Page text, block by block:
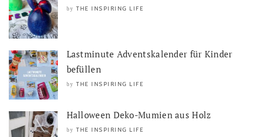
by THE INSPIRING LIFE
Lastminute Adventskalender für Kinder
befüllen
by THE INSPIRING LIFE
Halloween Deko-Mumien aus Holz
by THE INSPIRING LIFE